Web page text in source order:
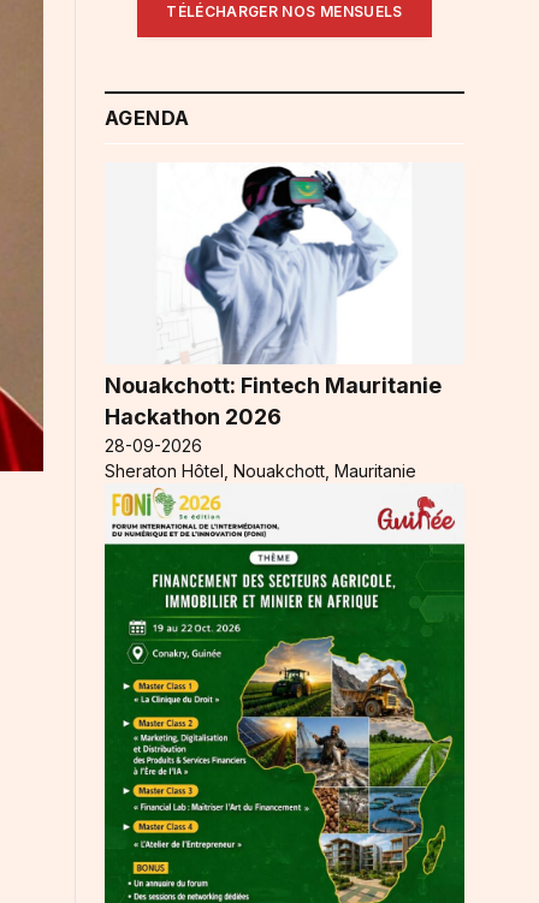
TÉLÉCHARGER NOS MENSUELS
AGENDA
Nouakchott: Fintech Mauritanie
Hackathon 2026
28-09-2026
Sheraton Hôtel, Nouakchott, Mauritanie